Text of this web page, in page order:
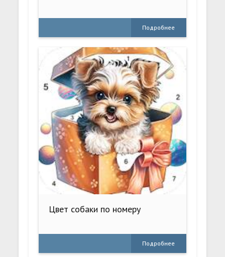
Подробнее
Цвет собаки по номеру
Подробнее